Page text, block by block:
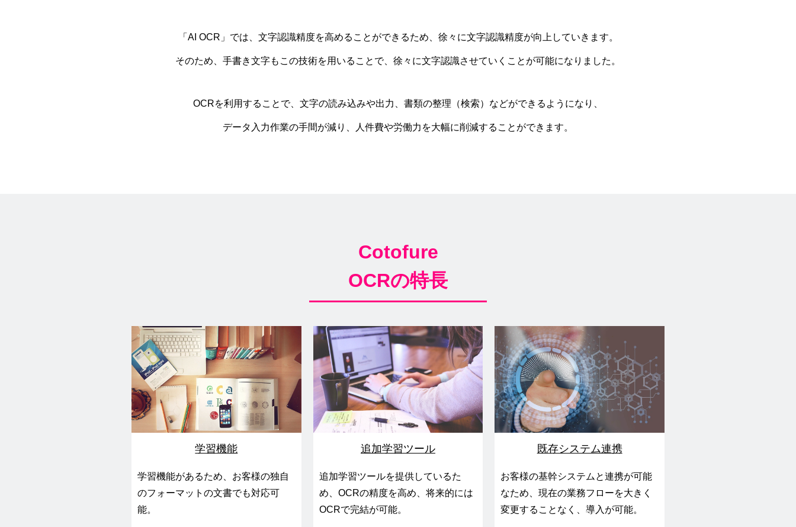
「AI OCR」では、文字認識精度を高めることができるため、徐々に文字認識精度が向上していきます。
そのため、手書き文字もこの技術を用いることで、徐々に文字認識させていくことが可能になりました。
OCRを利用することで、文字の読み込みや出力、書類の整理（検索）などができるようになり、
データ入力作業の手間が減り、人件費や労働力を大幅に削減することができます。
Cotofure
OCRの特長
学習機能
学習機能があるため、お客様の独自
のフォーマットの文書でも対応可
能。
追加学習ツール
追加学習ツールを提供しているた
め、OCRの精度を高め、将来的には
OCRで完結が可能。
既存システム連携
お客様の基幹システムと連携が可能
なため、現在の業務フローを大きく
変更することなく、導入が可能。